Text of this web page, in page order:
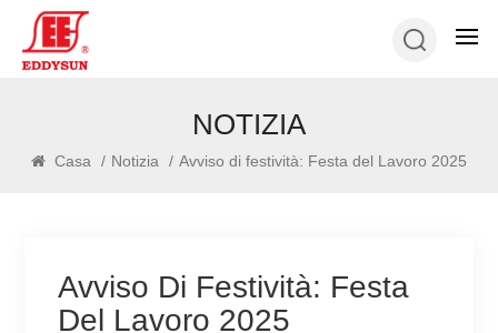
NOTIZIA
Casa / Notizia / Avviso di festività: Festa del Lavoro 2025
Avviso Di Festività: Festa
Del Lavoro 2025